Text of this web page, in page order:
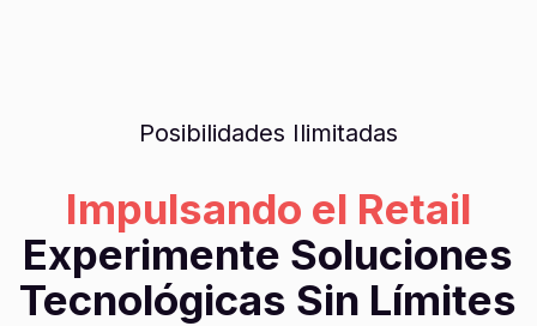
Posibilidades Ilimitadas
Impulsando el Retail
Experimente Soluciones
Tecnológicas Sin Límites